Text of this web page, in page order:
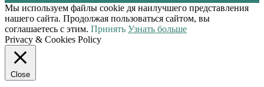
Мы используем файлы cookie дя наилучшего представления
нашего сайта. Продолжая пользоваться сайтом, вы
соглашаетесь с этим. Принять Узнать больше
Privacy & Cookies Policy
Close